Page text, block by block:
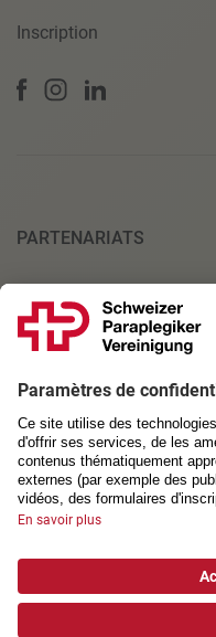
Inscription
PARTENARIATS